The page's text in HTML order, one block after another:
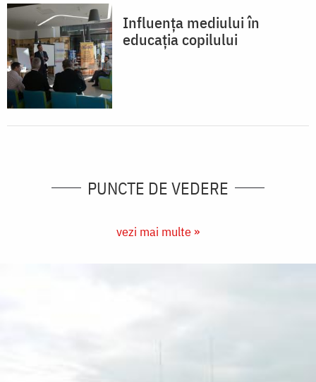
Influența mediului în
educația copilului
PUNCTE DE VEDERE
vezi mai multe »